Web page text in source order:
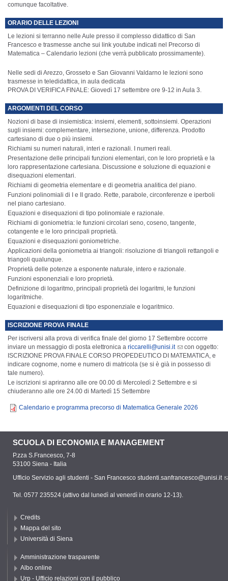
comunque facoltative.
ORARIO DELLE LEZIONI
Le lezioni si terranno nelle Aule presso il complesso didattico di San
Francesco e trasmesse anche sui link youtube indicati nel Precorso di
Matematica – Calendario lezioni (che verrà pubblicato prossimamente).
Nelle sedi di Arezzo, Grosseto e San Giovanni Valdarno le lezioni sono
trasmesse in teledidattica, in aula dedicata
PROVA DI VERIFICA FINALE: Giovedì 17 settembre ore 9-12 in Aula 3.
ARGOMENTI DEL CORSO
Nozioni di base di insiemistica: insiemi, elementi, sottoinsiemi. Operazioni
sugli insiemi: complementare, intersezione, unione, differenza. Prodotto
cartesiano di due o più insiemi.
Richiami su numeri naturali, interi e razionali. I numeri reali.
Presentazione delle principali funzioni elementari, con le loro proprietà e la
loro rappresentazione cartesiana. Discussione e soluzione di equazioni e
disequazioni elementari.
Richiami di geometria elementare e di geometria analitica del piano.
Funzioni polinomiali di I e II grado. Rette, parabole, circonferenze e iperboli
nel piano cartesiano.
Equazioni e disequazioni di tipo polinomiale e razionale.
Richiami di goniometria: le funzioni circolari seno, coseno, tangente,
cotangente e le loro principali proprietà.
Equazioni e disequazioni goniometriche.
Applicazioni della goniometria ai triangoli: risoluzione di triangoli rettangoli e
triangoli qualunque.
Proprietà delle potenze a esponente naturale, intero e razionale.
Funzioni esponenziali e loro proprietà.
Definizione di logaritmo, principali proprietà dei logaritmi, le funzioni
logaritmiche.
Equazioni e disequazioni di tipo esponenziale e logaritmico.
ISCRIZIONE PROVA FINALE
Per iscriversi alla prova di verifica finale del giorno 17 Settembre occorre
inviare un mes­sag­gio di po­sta elettronica a riccarelli@unisi.it
con oggetto:
ISCRIZIONE PROVA FINALE COR­SO PRO­PE­DEUTICO DI MATEMATICA, e
indicare cognome, nome e numero di matricola (se si è già in possesso di
tale numero).
Le iscrizioni si apriranno alle ore 00.00 di Mercoledì 2 Settembre e si
chiuderanno alle ore 24.00 di Martedì 15 Settembre
Calendario e programma precorso di Matematica Generale 2026
SCUOLA DI ECONOMIA E MANAGEMENT
P.zza S.Francesco, 7-8
53100 Siena - Italia
Ufficio Servizio agli studenti - San Francesco studenti.sanfrancesco@unisi.it
Tel. 0577 235524 (attivo dal lunedì al venerdì in orario 12-13).
Credits
Mappa del sito
Università di Siena
Amministrazione trasparente
Albo online
Urp - Ufficio relazioni con il pubblico